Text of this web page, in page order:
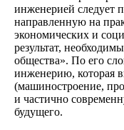
инженерией следует
направленную на
экономических и
результат,
общества». По его
инженерию, которая
(машиностроение,
и частично
будущего.